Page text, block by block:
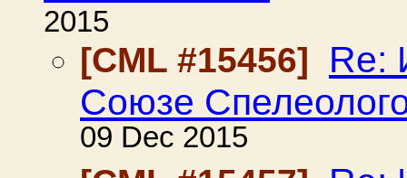
2015
[CML #15456] Re:
Союзе
09 Dec 2015